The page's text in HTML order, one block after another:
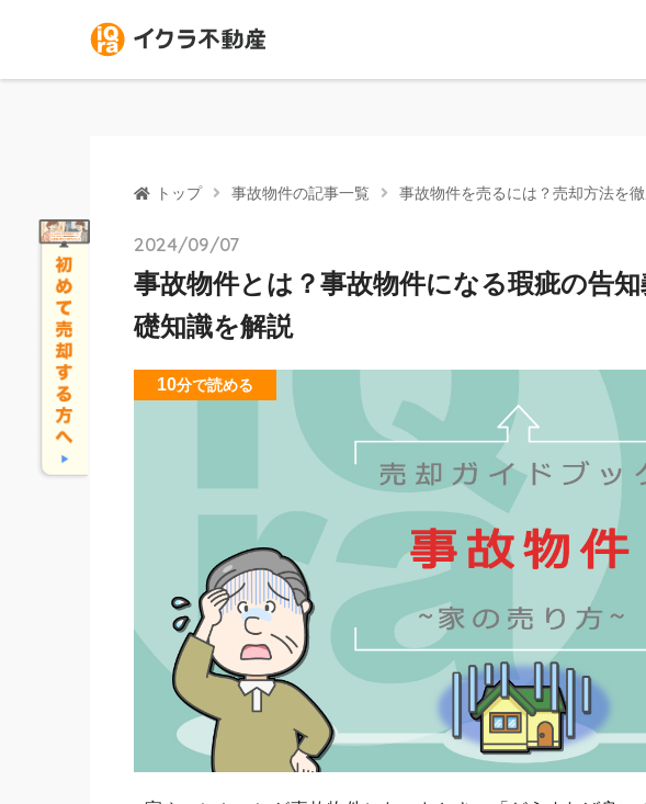
トップ 事故物件の記事一覧 事故物件を売るには？売却方法を
2024/09/07
事故物件とは？事故物件になる瑕疵の告
礎知識を解説
10分で読める